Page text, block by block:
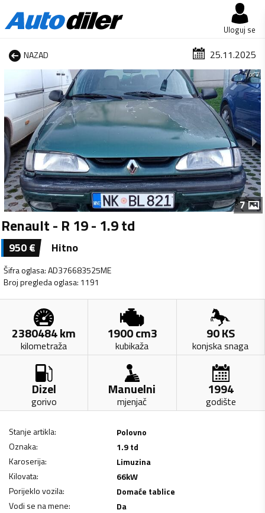
Uloguj se
NAZAD 25.11.2025
1 od 7
7
Renault - R 19 - 1.9 td
950€ Hitno
Šifra oglasa:AD376683525ME
Broj pregleda oglasa: 1191
2380484km
kilometraža
1900cm3
kubikaža
90KS
konjska snaga
Dizel
gorivo
Manuelni
mjenjač
1994
godište
Stanje artikla:
Polovno
Oznaka:
1.9 td
Karoserija:
Limuzina
Kilovata: 66kW
Porijeklo vozila:
Domaće tablice
Vodi se na mene:
Da